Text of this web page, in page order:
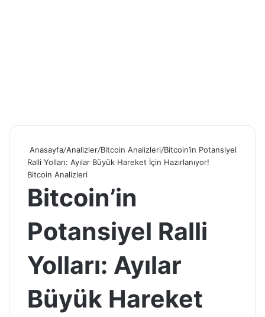
Anasayfa/Analizler/Bitcoin Analizleri/Bitcoin’in Potansiyel
Ralli Yolları: Ayılar Büyük Hareket İçin Hazırlanıyor!
Bitcoin Analizleri
Bitcoin’in
Potansiyel Ralli
Yolları: Ayılar
Büyük Hareket